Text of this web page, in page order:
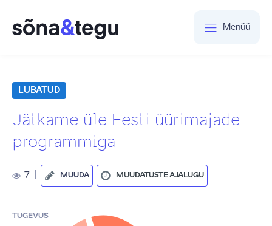
Menüü
LUBATUD
Jätkame üle Eesti üürimajade
programmiga
7 MUUDA MUUDATUSTE AJALUGU
TUGEVUS